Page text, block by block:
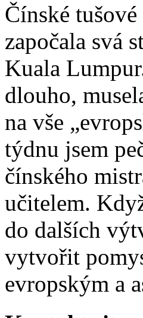
Čínské
započala svá
Kuala
dlouho,
na vše
týdnu jsem
čínského
učitelem.
do dalších
vytvořit
evropským a